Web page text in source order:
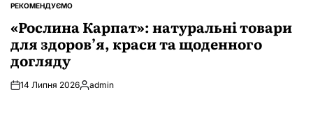
ОПУБЛІКУВАТИ
РЕКОМЕНДУЄМО
«Рослина Карпат»: натуральні товари
для здоров’я, краси та щоденного
догляду
14 Липня 2026Опубліковано
admin